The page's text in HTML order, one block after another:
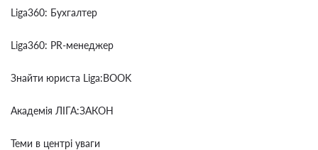
Liga360: Бухгалтер
Liga360: PR-менеджер
Знайти юриста Liga:BOOK
Академія ЛІГА:ЗАКОН
Теми в центрі уваги